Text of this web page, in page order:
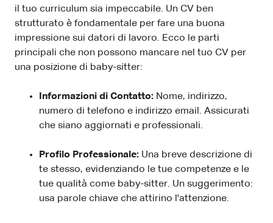
il tuo curriculum sia impeccabile. Un CV ben
strutturato è fondamentale per fare una buona
impressione sui datori di lavoro. Ecco le parti
principali che non possono mancare nel tuo CV per
una posizione di baby-sitter:
Informazioni di Contatto: Nome, indirizzo,
numero di telefono e indirizzo email. Assicurati
che siano aggiornati e professionali.
Profilo Professionale: Una breve descrizione di
te stesso, evidenziando le tue competenze e le
tue qualità come baby-sitter. Un suggerimento:
usa parole chiave che attirino l'attenzione.